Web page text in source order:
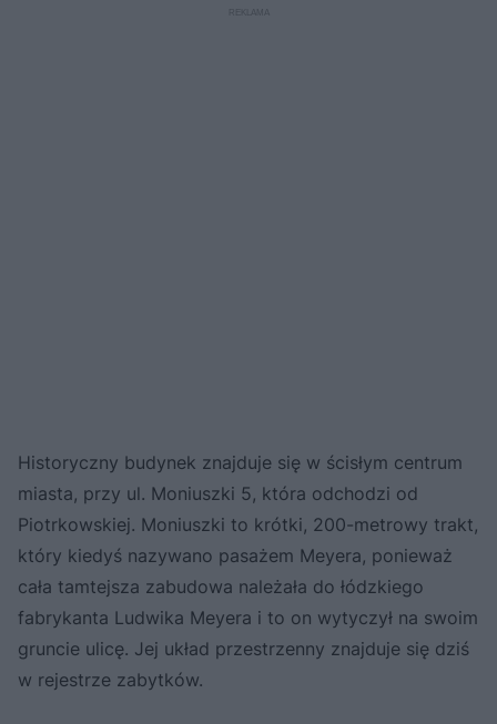
Historyczny budynek znajduje się w ścisłym centrum
miasta, przy ul. Moniuszki 5, która odchodzi od
Piotrkowskiej. Moniuszki to krótki, 200-metrowy trakt,
który kiedyś nazywano pasażem Meyera, ponieważ
cała tamtejsza zabudowa należała do łódzkiego
fabrykanta Ludwika Meyera i to on wytyczył na swoim
gruncie ulicę. Jej układ przestrzenny znajduje się dziś
w rejestrze zabytków.